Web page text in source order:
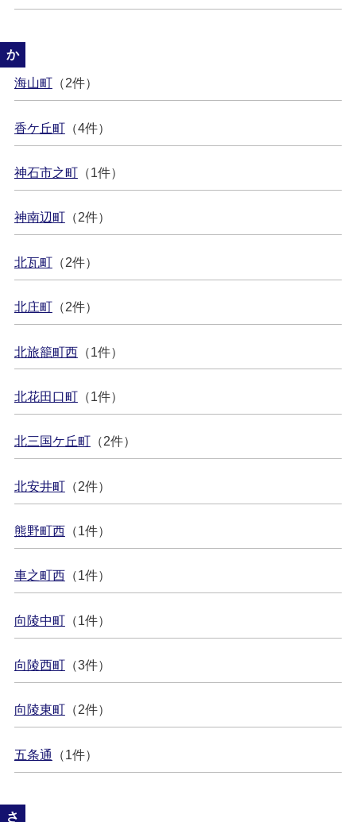
か
海山町 （2件）
香ケ丘町（4件）
神石市之町（1件）
神南辺町 （2件）
北瓦町（2件）
北庄町（2件）
北旅籠町西（1件）
北花田口町（1件）
北三国ケ丘町（2件）
北安井町（2件）
熊野町西（1件）
車之町西（1件）
向陵中町（1件）
向陵西町（3件）
向陵東町（2件）
五条通 （1件）
さ